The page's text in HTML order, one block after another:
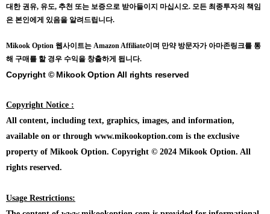
대한 권유, 유도, 추천 또는 보증으로 받아들이지 마십시오. 모든 최종투자의 책임
은 본인에게 있음을 알려드립니다.
Mikook Option 웹사이트는 Amazon Affiliate이며 만약 방문자가 아마존링크를 통
해 구매를 할 경우 수익을 창출하게 됩니다.
Copyright © Mikook Option All rights reserved
Copyright Notice :
All content, including text, graphics, images, and information,
available on or through www.mikookoption.com is the exclusive
property of Mikook Option. Copyright © 2024 Mikook Option. All
rights reserved.
Usage Restrictions: